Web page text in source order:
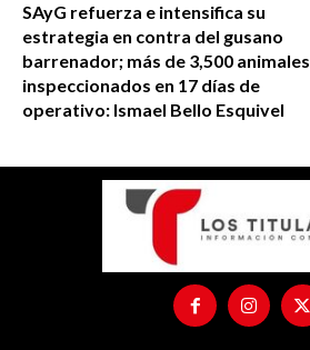
SAyG refuerza e intensifica su
estrategia en contra del gusano
barrenador; más de 3,500 animales
inspeccionados en 17 días de
operativo: Ismael Bello Esquivel